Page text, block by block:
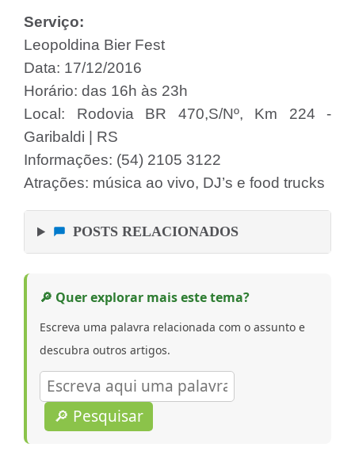
Serviço:
Leopoldina Bier Fest
Data: 17/12/2016
Horário: das 16h às 23h
Local: Rodovia BR 470,S/Nº, Km 224 -
Garibaldi | RS
Informações: (54) 2105 3122
Atrações: música ao vivo, DJ’s e food trucks
POSTS RELACIONADOS
🔎 Quer explorar mais este tema?
Escreva uma palavra relacionada com o assunto e
descubra outros artigos.
🔎 Pesquisar